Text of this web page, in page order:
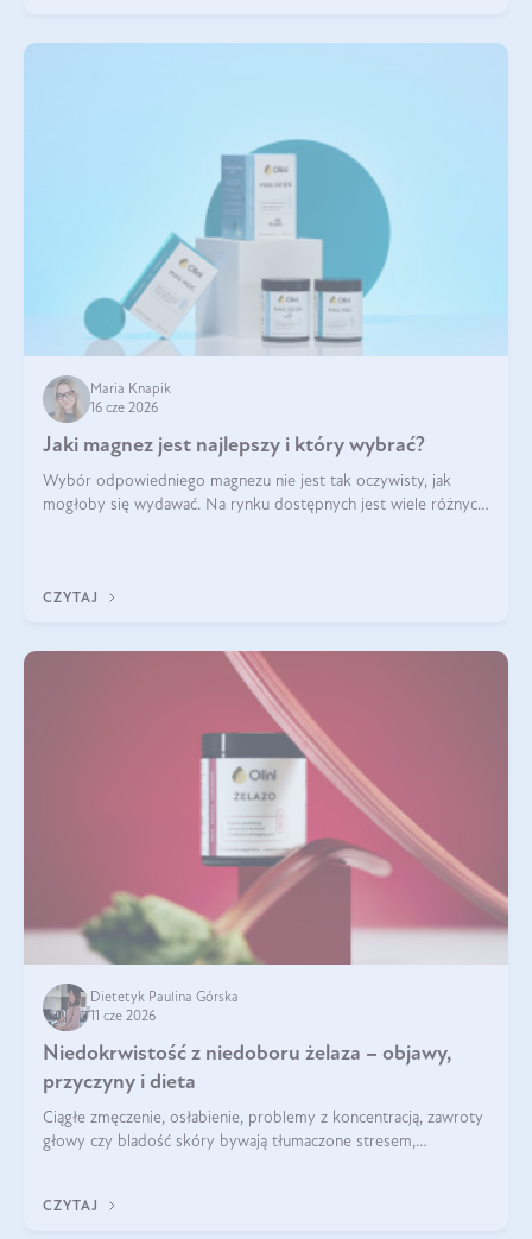
Maria Knapik
16 cze 2026
Jaki magnez jest najlepszy i który wybrać?
Wybór odpowiedniego magnezu nie jest tak oczywisty, jak
mogłoby się wydawać. Na rynku dostępnych jest wiele różnych
CZYTAJ
Dietetyk Paulina Górska
11 cze 2026
Niedokrwistość z niedoboru żelaza – objawy,
przyczyny i dieta
Ciągłe zmęczenie, osłabienie, problemy z koncentracją, zawroty
głowy czy bladość skóry bywają tłumaczone stresem,
CZYTAJ